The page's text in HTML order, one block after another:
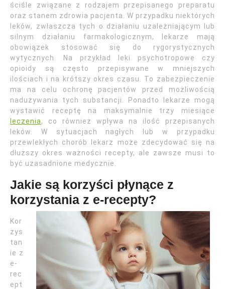
ściśle związane z rodzajem przepisanego preparatu
oraz stanem zdrowia pacjenta. W przypadku niektórych
leków, zwłaszcza tych o działaniu uzależniającym lub
silnym działaniu farmakologicznym, lekarze mają
obowiązek stosować się do rygorystycznych
wytycznych. Na przykład leki psychotropowe czy
opioidy są często przepisywane w mniejszych
ilościach i na krótszy okres czasu. To zabezpieczenie
ma na celu ochronę pacjentów przed możliwością
nadużywania tych substancji. Ponadto lekarze mogą
wystawić receptę na maksymalnie trzy miesiące
leczenia, co również wpływa na ilość przepisanych
leków. W sytuacjach nagłych lub w przypadku
przewlekłych chorób lekarz może zdecydować się na
dłuższy okres ważności recepty, ale zawsze musi to
być uzasadnione medycznie.
Jakie są korzyści płynące z
korzystania z e-recepty?
Kor
zys
tan
ie z
e-
rec
ept